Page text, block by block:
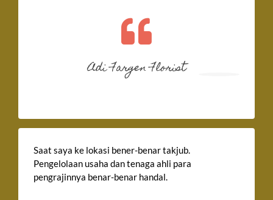
Adi Fargen Florist
Saat saya ke lokasi bener-benar takjub.
Pengelolaan usaha dan tenaga ahli para
pengrajinnya benar-benar handal.